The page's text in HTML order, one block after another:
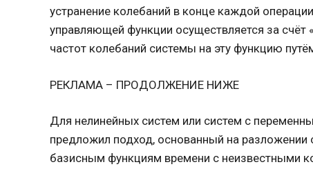
устранение колебаний в конце каждой
управляющей функции осуществляется за счёт
частот колебаний системы на эту функцию
РЕКЛАМА – ПРОДОЛЖЕНИЕ НИЖЕ
Для нелинейных систем или систем с
предложил подход, основанный на
базисным функциям времени с неизвестными